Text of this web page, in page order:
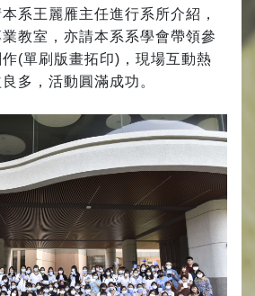
系王麗雁主任進行系所介紹，
教室，亦請本系系學會帶領參
(單刷版畫拓印) ，現場互動熱
多，活動圓滿成功。